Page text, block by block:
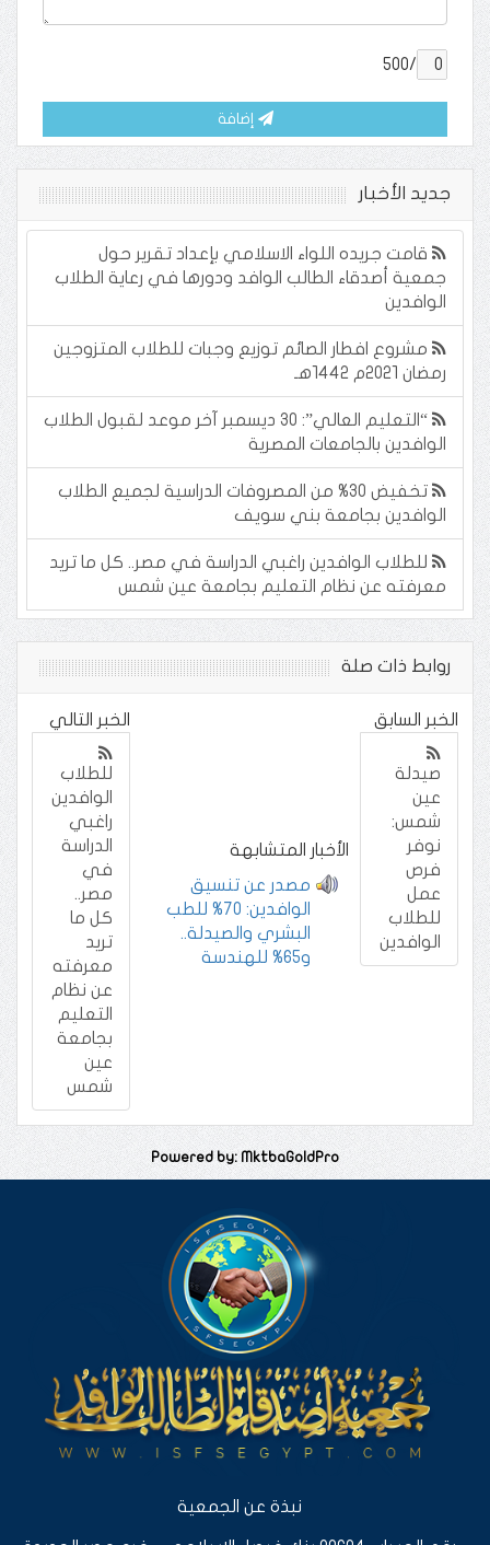
/500
إضافة
جديد الأخبار
قامت جريده اللواء الاسلامي بإعداد تقرير حول
جمعية أصدقاء الطالب الوافد ودورها في رعاية الطلاب
الوافدين
مشروع افطار الصائم توزيع وجبات للطلاب المتزوجين
رمضان ٢٠٢١م ١٤٤٢هـ
“التعليم العالي”: 30 ديسمبر آخر موعد لقبول الطلاب
الوافدين بالجامعات المصرية
تخفيض 30% من المصروفات الدراسية لجميع الطلاب
الوافدين بجامعة بني سويف
للطلاب الوافدين راغبي الدراسة في مصر.. كل ما تريد
معرفته عن نظام التعليم بجامعة عين شمس
روابط ذات صلة
الخبر السابق
صيدلة
عين
شمس:
نوفر
فرص
عمل
للطلاب
الوافدين
الأخبار المتشابهة
مصدر عن تنسيق
الوافدين: 70% للطب
البشري والصيدلة..
و65% للهندسة
الخبر التالي
للطلاب
الوافدين
راغبي
الدراسة
في
مصر..
كل ما
تريد
معرفته
عن نظام
التعليم
بجامعة
عين
شمس
Powered by: MktbaGoldPro
نبذة عن الجمعية